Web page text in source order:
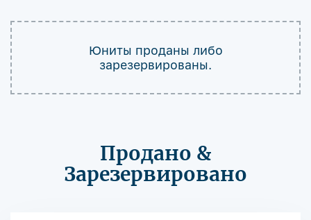
Юниты проданы либо
зарезервированы.
Продано &
Зарезервировано